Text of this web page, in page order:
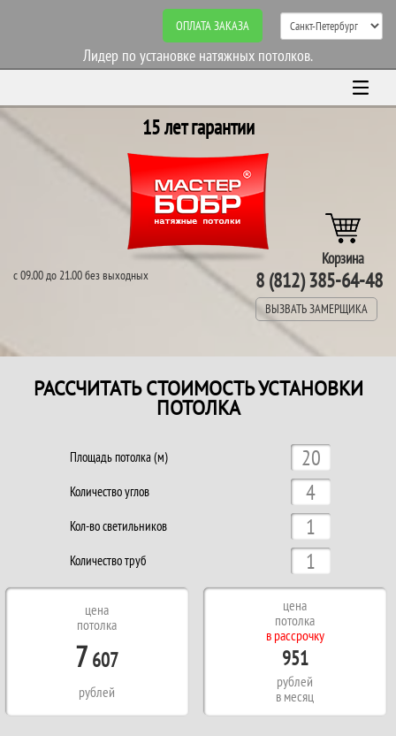
ОПЛАТА ЗАКАЗА
Лидер по установке натяжных потолков.
15 лет гарантии
Корзина
с 09.00 до 21.00 без выходных 8 (812) 385-64-48
ВЫЗВАТЬ ЗАМЕРЩИКА
РАССЧИТАТЬ СТОИМОСТЬ УСТАНОВКИ
ПОТОЛКА
Площадь потолка (м)
Количество углов
Кол-во светильников
Количество труб
цена
потолка
7 607
рублей
цена
потолка
в рассрочку
951
рублей
в месяц